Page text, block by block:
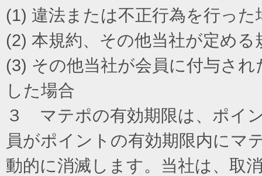
(1) 違法または不正行為を行った
(2) 本規約、その他当社が定め
(3) その他当社が会員に付与さ
した場合
３ マテポの有効期限は、ポイ
員がポイントの有効期限内にマ
動的に消滅します。当社は、取